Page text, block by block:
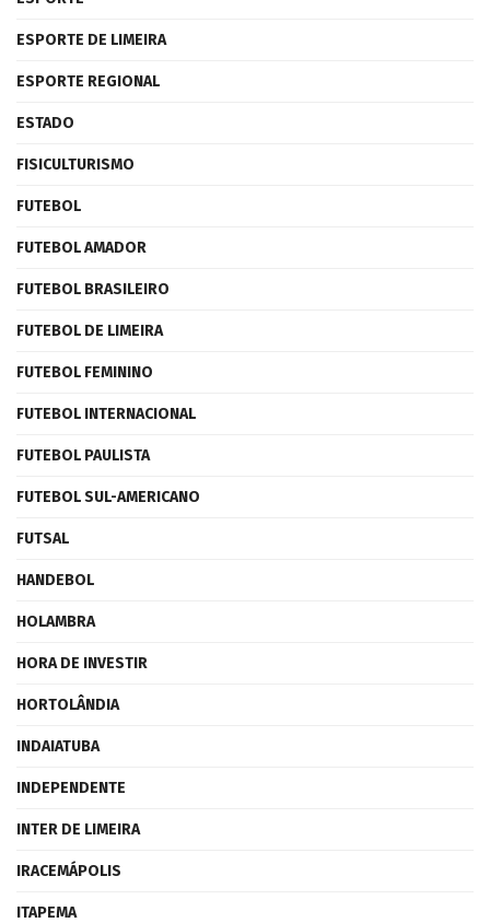
ESPORTE DE LIMEIRA
ESPORTE REGIONAL
ESTADO
FISICULTURISMO
FUTEBOL
FUTEBOL AMADOR
FUTEBOL BRASILEIRO
FUTEBOL DE LIMEIRA
FUTEBOL FEMININO
FUTEBOL INTERNACIONAL
FUTEBOL PAULISTA
FUTEBOL SUL-AMERICANO
FUTSAL
HANDEBOL
HOLAMBRA
HORA DE INVESTIR
HORTOLÂNDIA
INDAIATUBA
INDEPENDENTE
INTER DE LIMEIRA
IRACEMÁPOLIS
ITAPEMA